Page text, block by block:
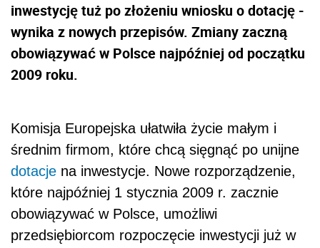
inwestycję tuż po złożeniu wniosku o dotację -
wynika z nowych przepisów. Zmiany zaczną
obowiązywać w Polsce najpóźniej od początku
2009 roku.
Komisja Europejska ułatwiła życie małym i
średnim firmom, które chcą sięgnąć po unijne
dotacje na inwestycje. Nowe rozporządzenie,
które najpóźniej 1 stycznia 2009 r. zacznie
obowiązywać w Polsce, umożliwi
przedsiębiorcom rozpoczęcie inwestycji już w